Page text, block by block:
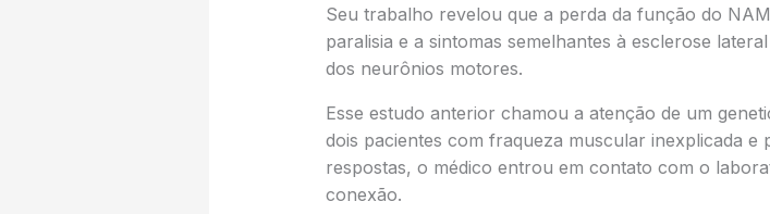
Seu trabalho revelou que a perda da função do
paralisia e a sintomas semelhantes à esclerose
dos neurônios motores.
Esse estudo anterior chamou a atenção de um
dois pacientes com fraqueza muscular inexplicada e
respostas, o médico entrou em contato com o
conexão.